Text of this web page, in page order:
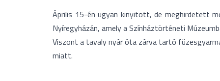
Április 15-én ugyan kinyitott, de meghirdetett
Nyíregyházán, amely a Színháztörténeti
Viszont a tavaly nyár óta zárva tartó
miatt.